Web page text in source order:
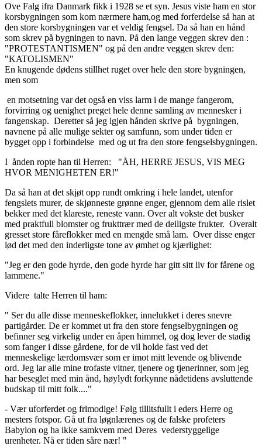
Ove Falg ifra Danmark fikk i 1928 se et syn. Jesus viste ham en stor
korsbygningen som kom nærmere ham,og med forferdelse så han at
den store korsbygningen var et veldig fengsel. Da så han en hånd
som skrev på bygningen to navn. På den lange veggen skrev den :
"PROTESTANTISMEN" og på den andre veggen skrev den:
"KATOLISMEN"
En knugende dødens stillhet ruget over hele den store bygningen,
men som
en motsetning var det også en viss larm i de mange fangerom,
forvirring og uenighet preget hele denne samling av mennesker i
fangenskap. Deretter så jeg igjen hånden skrive på bygningen,
navnene på alle mulige sekter og samfunn, som under tiden er
bygget opp i forbindelse med og ut fra den store fengselsbygningen.
I ånden ropte han til Herren: "ÅH, HERRE JESUS, VIS MEG
HVOR MENIGHETEN ER!"
Da så han at det skjøt opp rundt omkring i hele landet, utenfor
fengslets murer, de skjønneste grønne enger, gjennom dem alle rislet
bekker med det klareste, reneste vann. Over alt vokste det busker
med praktfull blomster og frukttrær med de deiligste frukter. Overalt
gresset store fåreflokker med en mengde små lam. Over disse enger
lød det med den inderligste tone av ømhet og kjærlighet:
"Jeg er den gode hyrde, den gode hyrde har gitt sitt liv for fårene og
lammene."
Videre talte Herren til ham:
" Ser du alle disse menneskeflokker, innelukket i deres snevre
partigårder. De er kommet ut fra den store fengselbygningen og
befinner seg virkelig under en åpen himmel, og dog lever de stadig
som fanger i disse gårdene, for de vil holde fast ved det
menneskelige lærdomsvær som er imot mitt levende og blivende
ord. Jeg lar alle mine trofaste vitner, tjenere og tjenerinner, som jeg
har beseglet med min ånd, høylydt forkynne nådetidens avsluttende
budskap til mitt folk...."
- Vær uforferdet og frimodige! Følg tillitsfullt i eders Herre og
mesters fotspor. Gå ut fra løgnlærenes og de falske profeters
Babylon og ha ikke samkvem med Deres vederstyggelige
urenheter. Nå er tiden såre nær! "